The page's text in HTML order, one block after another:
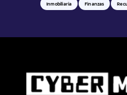
Inmobiliaria Finanzas